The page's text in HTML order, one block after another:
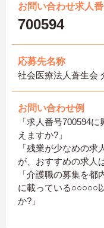
お問い合わせ求人
700594
応募先名称
社会医療法人蒼生会
お問い合わせ例
「求人番号700594
えますか?」
「残業が少なめの
が、おすすめの求人
「介護職の募集を
に載っている○○○○○
か?」